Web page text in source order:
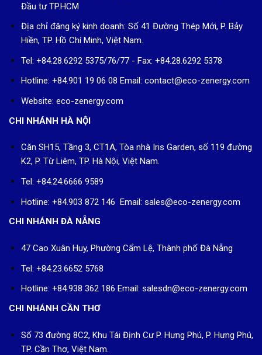
Đầu tư TP.HCM
Địa chỉ đăng ký kinh doanh: Số 41 Đường Thép Mới, P. Bảy
Hiền, TP. Hồ Chí Minh, Việt Nam.
Tel: +84.28.6292 5375/76/77 - Fax: +84.28.6292 5378
Hotline: +84.901 19 06 08 Email: contact@eco-zenergy.com
Website: eco-zenergy.com
CHI NHÁNH HÀ NỘI
Căn SH15, Tầng 3, CT1A, Tòa nhà Iris Garden, số 119 đường
K2, P. Từ Liêm, TP. Hà Nội, Việt Nam.
Tel: +84.24.6666 9589
Hotline: +84.903 872 146 Email: sales@eco-zenergy.com
CHI NHÁNH ĐÀ NẴNG
47 Cao Xuân Huy, Phường Cẩm Lệ, Thành phố Đà Nẵng
Tel: +84.23.6652 5768
Hotline: +84.938 362 186 Email: salesdn@eco-zenergy.com
CHI NHÁNH CẦN THƠ
Số 73 đường 8C2, Khu Tái Định Cư P. Hưng Phú, P. Hưng Phú,
TP. Cần Thơ, Việt Nam.